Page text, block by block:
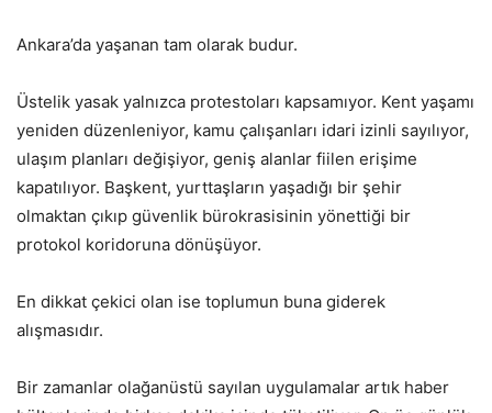
Ankara’da yaşanan tam olarak budur.
Üstelik yasak yalnızca protestoları kapsamıyor. Kent yaşamı
yeniden düzenleniyor, kamu çalışanları idari izinli sayılıyor,
ulaşım planları değişiyor, geniş alanlar fiilen erişime
kapatılıyor. Başkent, yurttaşların yaşadığı bir şehir
olmaktan çıkıp güvenlik bürokrasisinin yönettiği bir
protokol koridoruna dönüşüyor.
En dikkat çekici olan ise toplumun buna giderek
alışmasıdır.
Bir zamanlar olağanüstü sayılan uygulamalar artık haber